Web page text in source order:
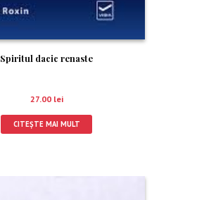
Spiritul dacic renaste
27.00 lei
CITEȘTE MAI MULT